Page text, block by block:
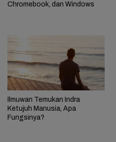
Chromebook, dan Windows
Ilmuwan Temukan Indra
Ketujuh Manusia, Apa
Fungsinya?